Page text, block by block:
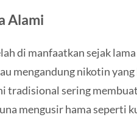
Alami
di manfaatkan sejak
mengandung nikotin
tradisional sering
mengusir hama seperti